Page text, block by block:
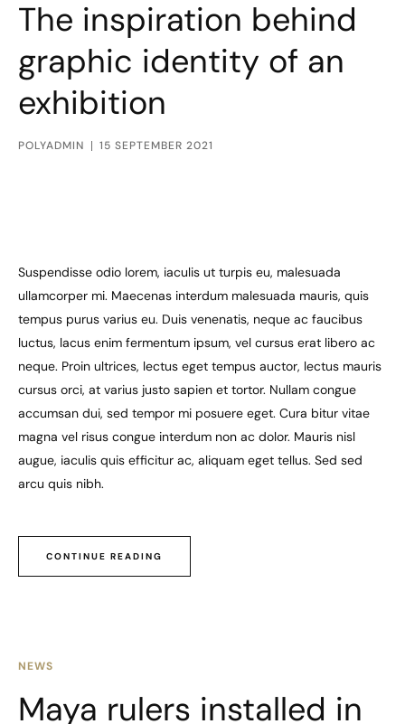
The inspiration behind
graphic identity of an
exhibition
POLYADMIN 15 SEPTEMBER 2021
Suspendisse odio lorem, iaculis ut turpis eu, malesuada
ullamcorper mi. Maecenas interdum malesuada mauris, quis
tempus purus varius eu. Duis venenatis, neque ac faucibus
luctus, lacus enim fermentum ipsum, vel cursus erat libero ac
neque. Proin ultrices, lectus eget tempus auctor, lectus mauris
cursus orci, at varius justo sapien et tortor. Nullam congue
accumsan dui, sed tempor mi posuere eget. Cura bitur vitae
magna vel risus congue interdum non ac dolor. Mauris nisl
augue, iaculis quis efficitur ac, aliquam eget tellus. Sed sed
arcu quis nibh.
CONTINUE READING
NEWS
Maya rulers installed in